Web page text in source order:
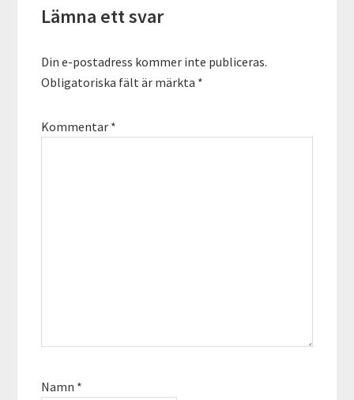
Lämna ett svar
Din e-postadress kommer inte publiceras.
Obligatoriska fält är märkta *
Kommentar *
Namn *